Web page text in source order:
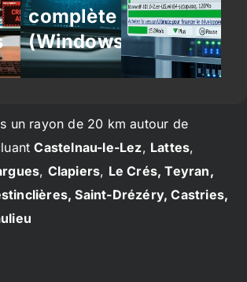
complète
(Windows/Linux)
un rayon de 20 km autour de
Castelnau-le-Lez, Lattes,
, Clapiers, Le Crés, Teyran,
Saint-Drézéry, Castries,